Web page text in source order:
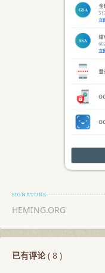
HEMING.ORG
已有评论( 8 )